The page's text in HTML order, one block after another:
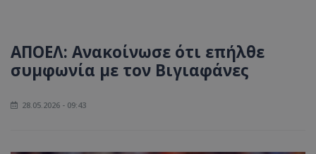
ΑΠΟΕΛ: Ανακοίνωσε ότι επήλθε
συμφωνία με τον Βιγιαφάνες
28.05.2026 - 09:43